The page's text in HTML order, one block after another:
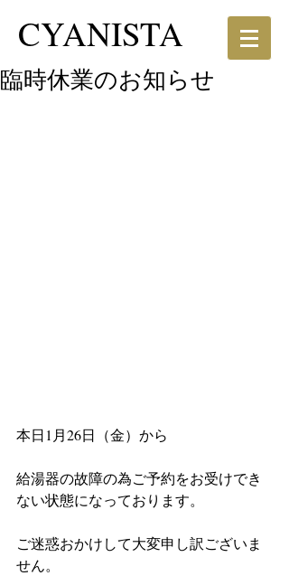
CYANISTA
臨時休業のお知らせ
本日1月26日（金）から
給湯器の故障の為ご予約をお受けでき
ない状態になっております。
ご迷惑おかけして大変申し訳ございま
せん。